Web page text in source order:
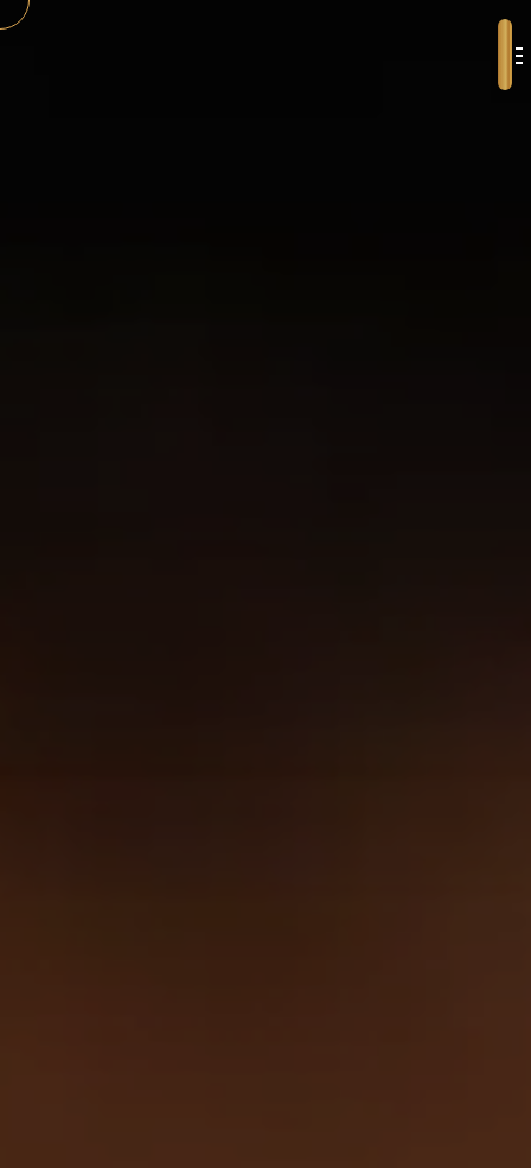
Panneau de gestion des cookies